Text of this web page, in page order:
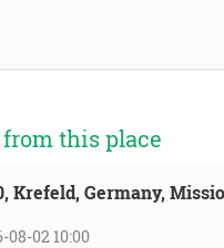
this place
Krefeld, Germany,
08-02 10:00